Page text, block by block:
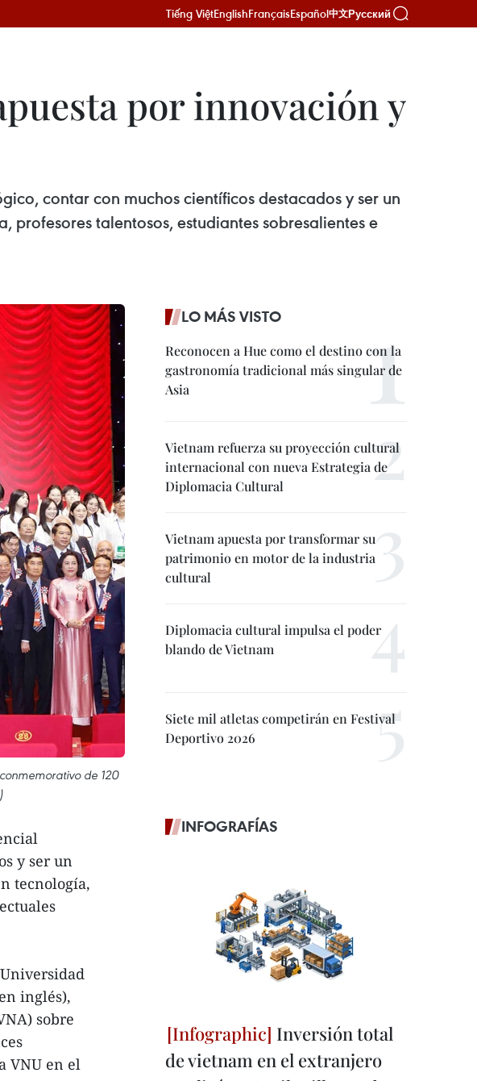
Tiếng ViệtEnglishFrançaisEspañol中文Русский
por innovación y
contar con muchos científicos destacados y ser un
talentosos, estudiantes sobresalientes e
de 120
y ser un
tecnología,
inglés),
sobre
VNU en el
LO MÁS VISTO
Reconocen a Hue como el destino con la
gastronomía tradicional más singular de
Asia
Vietnam refuerza su proyección cultural
internacional con nueva Estrategia de
Diplomacia Cultural
Vietnam apuesta por transformar su
patrimonio en motor de la industria
cultural
Diplomacia cultural impulsa el poder
blando de Vietnam
Siete mil atletas competirán en Festival
Deportivo 2026
INFOGRAFÍAS
Inversión total
de vietnam en el extranjero